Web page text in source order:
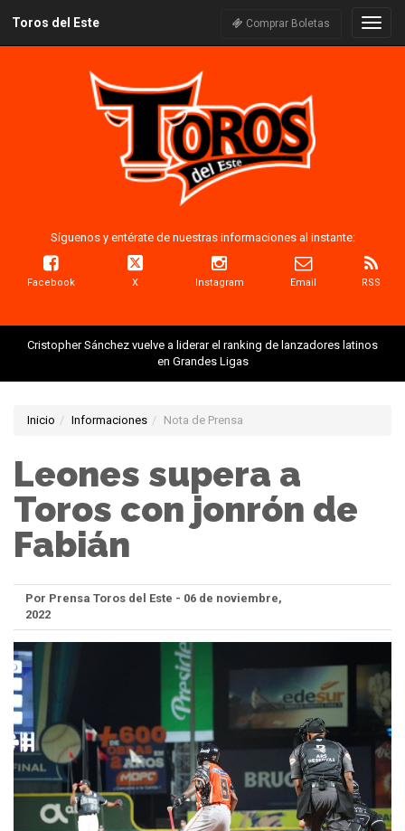
Toros del Este Comprar Boletas
Síguenos y entérate de nuestras informaciones al instante:
Facebook X Instagram Email RSS
Cristopher Sánchez vuelve a liderar el ranking de lanzadores latinos
en Grandes Ligas
Inicio Informaciones Nota de Prensa
Leones supera a
Toros con jonrón de
Fabián
Por Prensa Toros del Este - 06 de noviembre,
2022